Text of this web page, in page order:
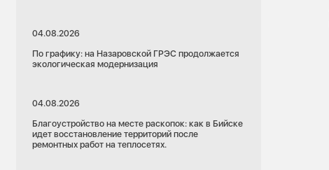
04.08.2026
По графику: на Назаровской ГРЭС продолжается
экологическая модернизация
04.08.2026
Благоустройство на месте раскопок: как в Бийске
идет восстановление территорий после
ремонтных работ на теплосетях.